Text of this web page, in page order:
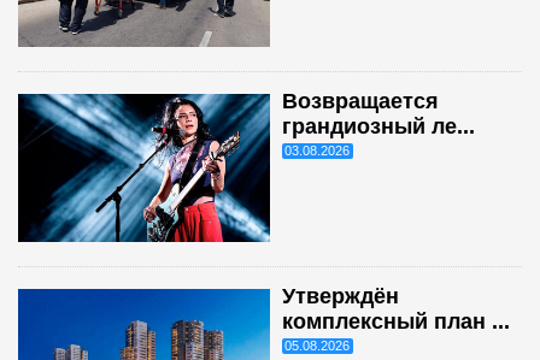
Возвращается
грандиозный ле...
03.08.2026
Утверждён
комплексный план ...
05.08.2026